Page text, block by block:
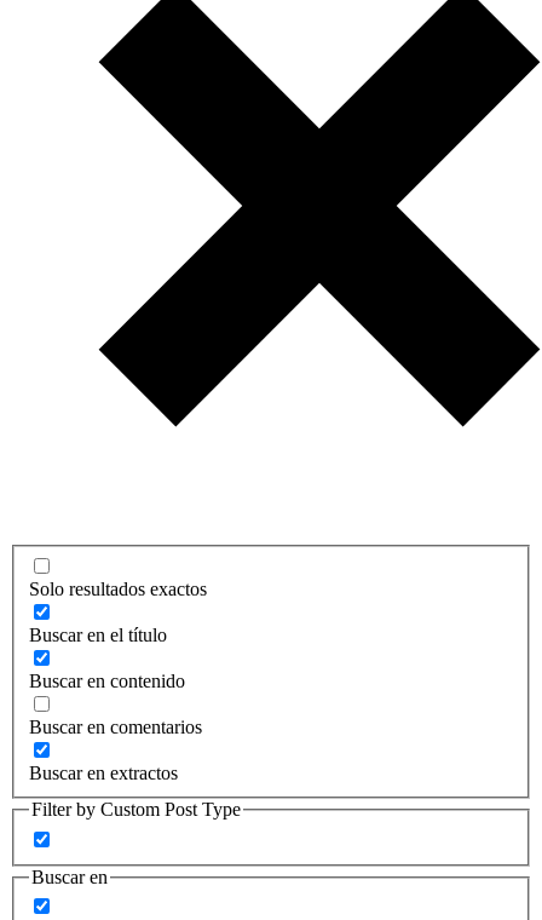
Solo resultados exactos
Buscar en el título
Buscar en contenido
Buscar en comentarios
Buscar en extractos
Filter by Custom Post Type
Buscar en